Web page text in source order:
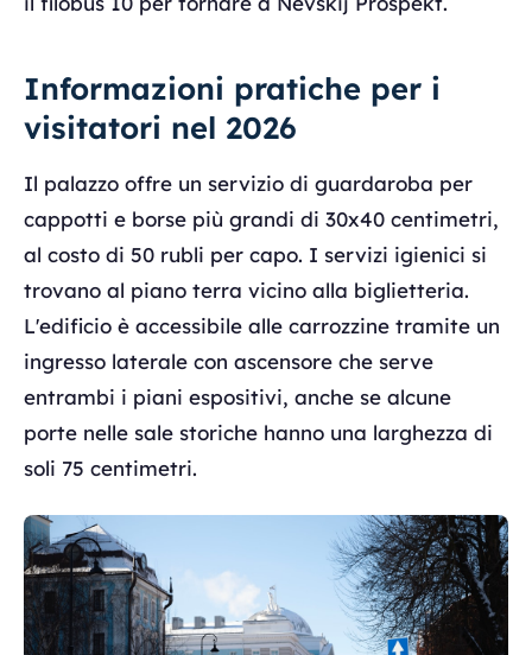
Informazioni pratiche per i
visitatori nel 2026
Il palazzo offre un servizio di guardaroba per
cappotti e borse più grandi di 30x40 centimetri,
al costo di 50 rubli per capo. I servizi igienici si
trovano al piano terra vicino alla biglietteria.
L'edificio è accessibile alle carrozzine tramite un
ingresso laterale con ascensore che serve
entrambi i piani espositivi, anche se alcune
porte nelle sale storiche hanno una larghezza di
soli 75 centimetri.